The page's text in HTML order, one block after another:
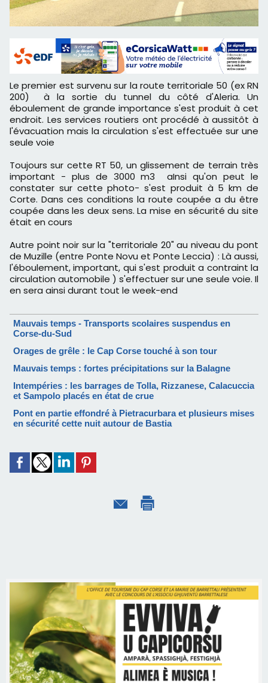
Le premier est survenu sur la route territoriale 50 (ex RN
200) à la sortie du tunnel du côté d'Aleria. Un
éboulement de grande importance s'est produit à cet
endroit. Les services routiers ont procédé à aussitôt à
l'évacuation mais la circulation s'est effectuée sur une
seule voie
Toujours sur cette RT 50, un glissement de terrain très
important - plus de 3000 m3 aInsi qu'on peut le
constater sur cette photo- s'est produit à 5 km de
Corte. Dans ces conditions la route coupée a du être
coupée dans les deux sens. La mise en sécurité du site
était en cours
Autre point noir sur la "territoriale 20" au niveau du pont
de Muzille (entre Ponte Novu et Ponte Leccia) : Là aussi,
l'éboulement, important, qui s'est produit a contraint la
circulation automobile ) s'effectuer sur une seule voie. Il
en sera ainsi durant tout le week-end
Mauvais temps - Transports scolaires suspendus en
Corse-du-Sud
Orages de grêle : le Cap Corse touché à son tour
Mauvais temps : fortes précipitations sur la Balagne
Intempéries : les barrages de Tolla, Rizzanese, Calacuccia
et Sampolo placés en état de crue
Pont en partie effondré à Pietracurbara et plusieurs mises
en sécurité cette nuit autour de Bastia